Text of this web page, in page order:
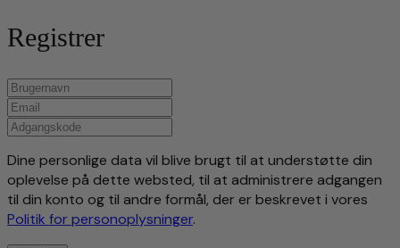
Registrer
Dine personlige data vil blive brugt til at understøtte din
oplevelse på dette websted, til at administrere adgangen
til din konto og til andre formål, der er beskrevet i vores
Politik for personoplysninger.